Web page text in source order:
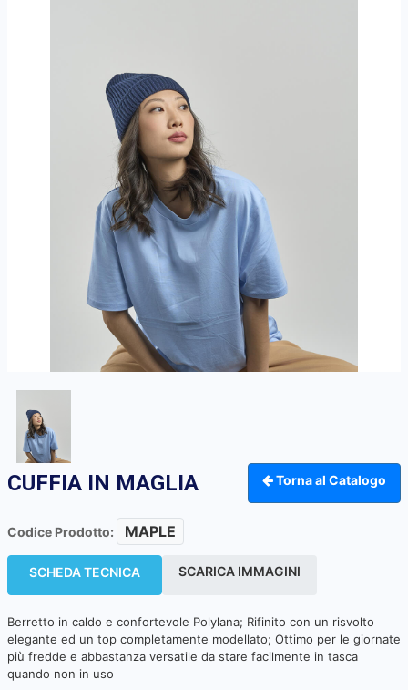
CUFFIA IN MAGLIA Torna al Catalogo
Codice Prodotto: MAPLE
SCHEDA TECNICA SCARICA IMMAGINI
Berretto in caldo e confortevole Polylana; Rifinito con un risvolto
elegante ed un top completamente modellato; Ottimo per le giornate
più fredde e abbastanza versatile da stare facilmente in tasca
quando non in uso